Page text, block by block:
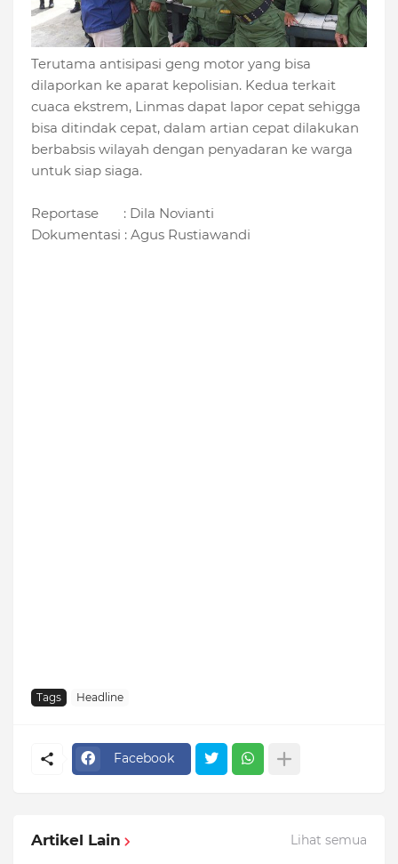
Terutama antisipasi geng motor yang bisa
dilaporkan ke aparat kepolisian. Kedua terkait
cuaca ekstrem, Linmas dapat lapor cepat sehigga
bisa ditindak cepat, dalam artian cepat dilakukan
berbabsis wilayah dengan penyadaran ke warga
untuk siap siaga.
Reportase : Dila Novianti
Dokumentasi : Agus Rustiawandi
Tags Headline
Facebook
Artikel Lain Lihat semua